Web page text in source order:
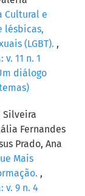
Cultural e
lésbicas,
(LGBT). ,
11 n. 1
diálogo
Silveira
Fernandes
Prado, Ana
Mais
,
v. 9 n. 4